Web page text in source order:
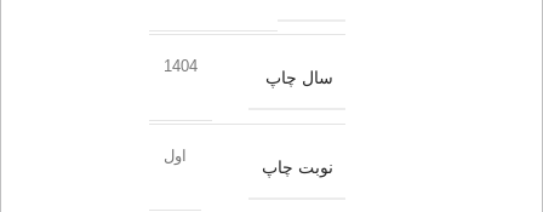
سال چاپ
1404
نوبت چاپ
اول